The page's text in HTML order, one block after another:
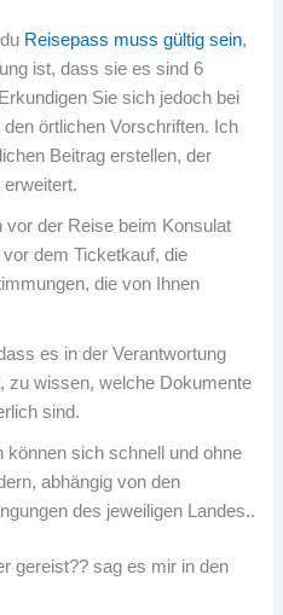
Reisepass muss gültig sein,
ist, dass sie es sind 6
Sie sich jedoch bei
den örtlichen Vorschriften. Ich
Beitrag erstellen, der
vor der Reise beim Konsulat
dem Ticketkauf, die
die von Ihnen
es in der Verantwortung
zu wissen, welche Dokumente
sind.
können sich schnell und ohne
abhängig von den
des jeweiligen Landes..
gereist?? sag es mir in den